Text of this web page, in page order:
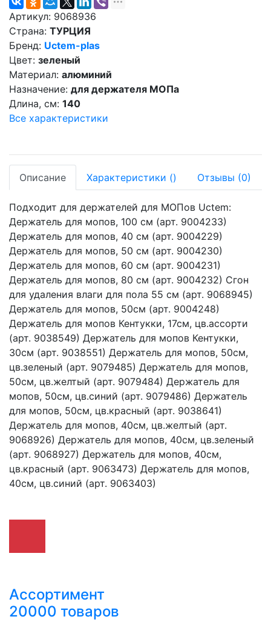
Артикул: 9068936
Страна: ТУРЦИЯ
Бренд: Uctem-plas
Цвет: зеленый
Материал: алюминий
Назначение: для держателя МОПа
Длина, см: 140
Все характеристики
Описание Характеристики () Отзывы (0)
Подходит для держателей для МОПов Uctem:
Держатель для мопов, 100 см (арт. 9004233)
Держатель для мопов, 40 см (арт. 9004229)
Держатель для мопов, 50 см (арт. 9004230)
Держатель для мопов, 60 см (арт. 9004231)
Держатель для мопов, 80 см (арт. 9004232) Сгон
для удаления влаги для пола 55 см (арт. 9068945)
Держатель для мопов, 50см (арт. 9004248)
Держатель для мопов Кентукки, 17см, цв.ассорти
(арт. 9038549) Держатель для мопов Кентукки,
30см (арт. 9038551) Держатель для мопов, 50см,
цв.зеленый (арт. 9079485) Держатель для мопов,
50см, цв.желтый (арт. 9079484) Держатель для
мопов, 50см, цв.синий (арт. 9079486) Держатель
для мопов, 50см, цв.красный (арт. 9038641)
Держатель для мопов, 40см, цв.желтый (арт.
9068926) Держатель для мопов, 40см, цв.зеленый
(арт. 9068927) Держатель для мопов, 40см,
цв.красный (арт. 9063473) Держатель для мопов,
40см, цв.синий (арт. 9063403)
Ассортимент
20000 товаров